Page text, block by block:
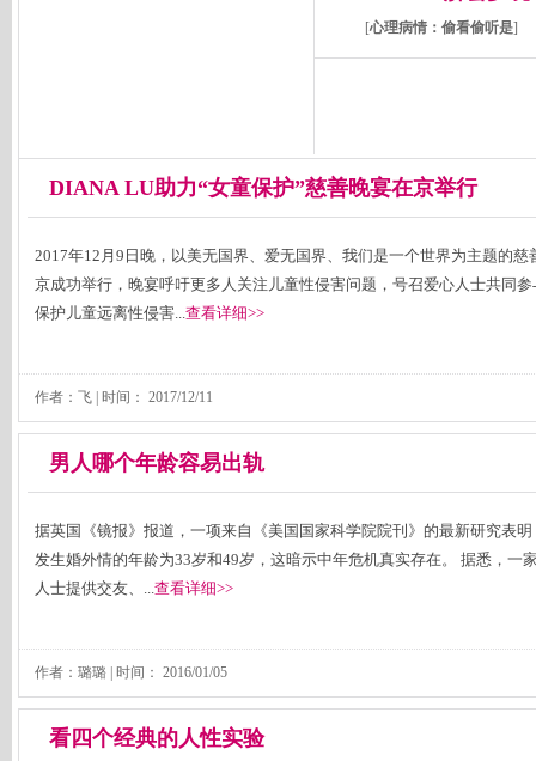
[心理病情：偷看偷听是]
DIANA LU助力“女童保护”慈善晚宴在京举行
2017年12月9日晚，以美无国界、爱无国界、我们是一个世界为主题的慈
京成功举行，晚宴呼吁更多人关注儿童性侵害问题，号召爱心人士共同
保护儿童远离性侵害...查看详细>>
作者：飞 | 时间： 2017/12/11
男人哪个年龄容易出轨
据英国《镜报》报道，一项来自《美国国家科学院院刊》的最新研究表
发生婚外情的年龄为33岁和49岁，这暗示中年危机真实存在。 据悉，一
人士提供交友、...查看详细>>
作者：璐璐 | 时间： 2016/01/05
看四个经典的人性实验